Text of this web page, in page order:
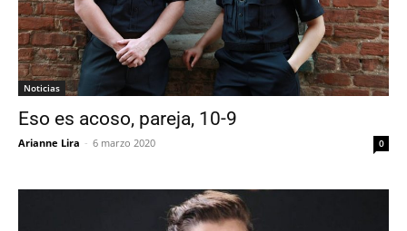
Noticias
Eso es acoso, pareja, 10-9
Arianne Lira - 6 marzo 2020 0